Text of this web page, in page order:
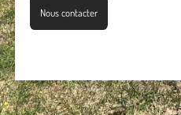
Nous contacter